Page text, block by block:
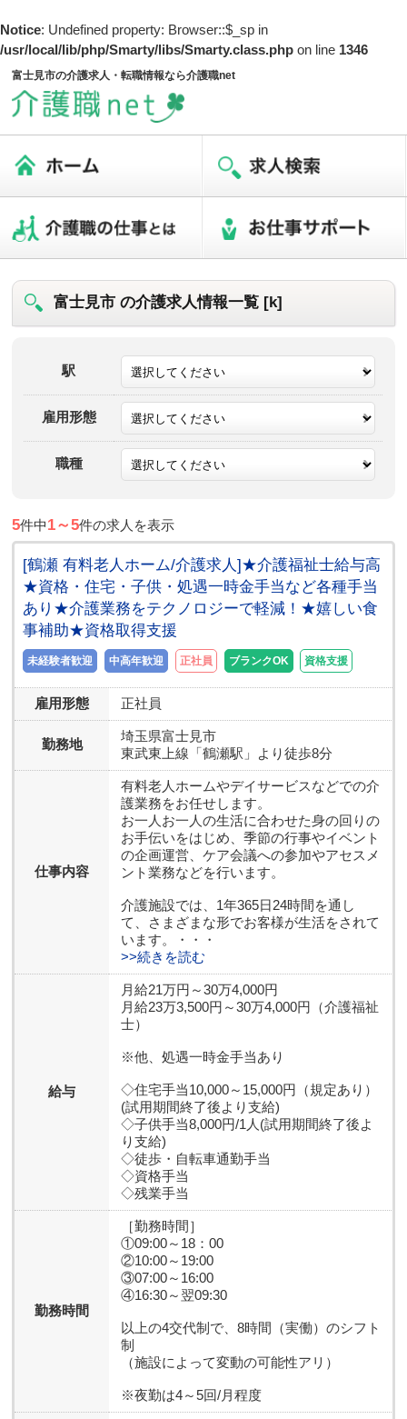
Notice: Undefined property: Browser::$_sp in
/usr/local/lib/php/Smarty/libs/Smarty.class.php on line 1346
富士見市の介護求人・転職情報なら介護職net
富士見市 の介護求人情報一覧 [k]
駅
雇用形態
職種
5件中1～5件の求人を表示
[鶴瀬 有料老人ホーム/介護求人]★介護福祉士給与高
★資格・住宅・子供・処遇一時金手当など各種手当
あり★介護業務をテクノロジーで軽減！★嬉しい食
事補助★資格取得支援
未経験者歓迎 中高年歓迎 正社員 ブランクOK 資格支援
雇用形態 正社員
勤務地
埼玉県富士見市
東武東上線「鶴瀬駅」より徒歩8分
仕事内容
有料老人ホームやデイサービスなどでの介
護業務をお任せします。
お一人お一人の生活に合わせた身の回りの
お手伝いをはじめ、季節の行事やイベント
の企画運営、ケア会議への参加やアセスメ
ント業務などを行います。
介護施設では、1年365日24時間を通し
て、さまざまな形でお客様が生活をされて
います。・・・
>>続きを読む
給与
月給21万円～30万4,000円
月給23万3,500円～30万4,000円（介護福祉
士）
※他、処遇一時金手当あり
◇住宅手当10,000～15,000円（規定あり）
(試用期間終了後より支給)
◇子供手当8,000円/1人(試用期間終了後よ
り支給)
◇徒歩・自転車通勤手当
◇資格手当
◇残業手当
勤務時間
［勤務時間］
①09:00～18：00
②10:00～19:00
③07:00～16:00
④16:30～翌09:30
以上の4交代制で、8時間（実働）のシフト
制
（施設によって変動の可能性アリ）
※夜勤は4～5回/月程度